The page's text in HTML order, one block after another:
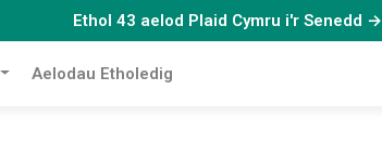
Ethol 43 aelod Plaid Cymru i'r Senedd →
Aelodau Etholedig